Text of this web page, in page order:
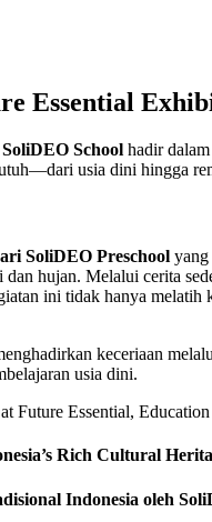
Essential
SoliDEO School hadir
usia dini hingga
SoliDEO Preschool yang
hujan. Melalui cerita
ini tidak hanya melatih
keceriaan
usia dini.
Rich Cultural
Indonesia oleh